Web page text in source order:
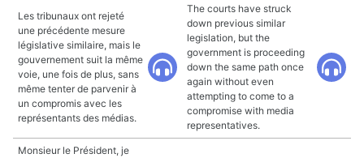
Les tribunaux ont rejeté
une précédente mesure
législative similaire, mais le
gouvernement suit la même
voie, une fois de plus, sans
même tenter de parvenir à
un compromis avec les
représentants des médias.
The courts have struck
down previous similar
legislation, but the
government is proceeding
down the same path once
again without even
attempting to come to a
compromise with media
representatives.
Monsieur le Président, je